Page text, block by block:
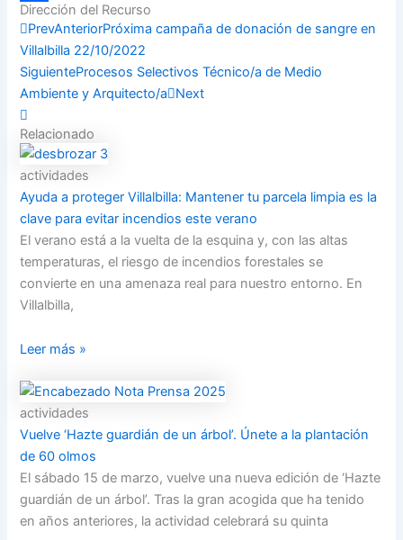
Compartir
Dirección del Recurso
PrevAnteriorPróxima campaña de donación de sangre en
Villalbilla 22/10/2022
SiguienteProcesos Selectivos Técnico/a de Medio
Ambiente y Arquitecto/a
Next
Relacionado
actividades
Ayuda a proteger Villalbilla: Mantener tu parcela limpia es la
clave para evitar incendios este verano
El verano está a la vuelta de la esquina y, con las altas
temperaturas, el riesgo de incendios forestales se
convierte en una amenaza real para nuestro entorno. En
Villalbilla,
Leer más »
actividades
Vuelve ‘Hazte guardián de un árbol’. Únete a la plantación
de 60 olmos
El sábado 15 de marzo, vuelve una nueva edición de ‘Hazte
guardián de un árbol’. Tras la gran acogida que ha tenido
en años anteriores, la actividad celebrará su quinta